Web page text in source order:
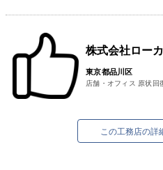
株式会社ロー
東京都品川区
店舗・オフィス 原状回
この工務店の詳